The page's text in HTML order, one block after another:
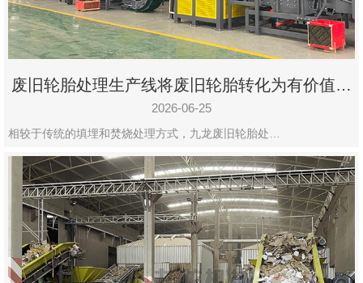
废旧轮胎处理生产线将废旧轮胎转化为有价值的
资源
2026-06-25
相较于传统的填埋和焚烧处理方式，九龙废旧轮胎处…